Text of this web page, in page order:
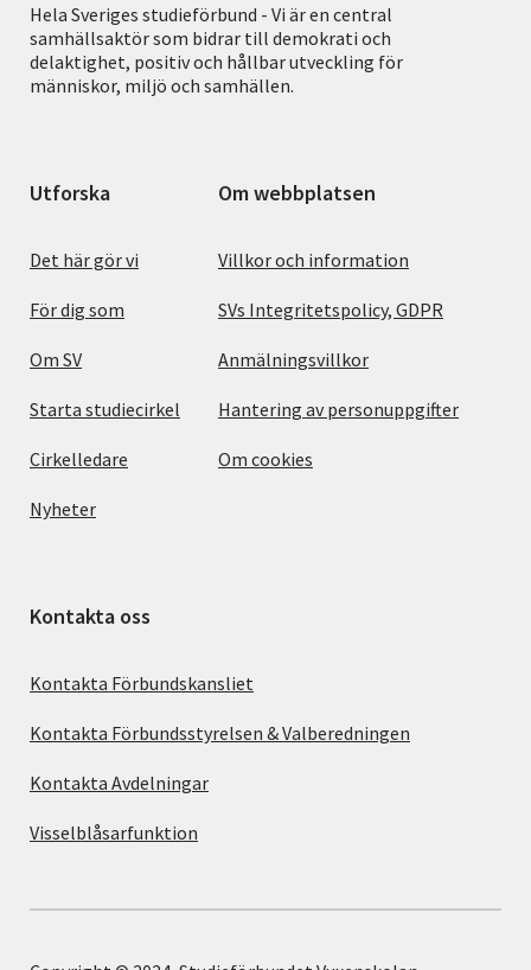
Hela Sveriges studieförbund - Vi är en central
samhällsaktör som bidrar till demokrati och
delaktighet, positiv och hållbar utveckling för
människor, miljö och samhällen.
Utforska
Det här gör vi
För dig som
Om SV
Starta studiecirkel
Cirkelledare
Nyheter
Om webbplatsen
Villkor och information
SVs Integritetspolicy, GDPR
Anmälningsvillkor
Hantering av personuppgifter
Om cookies
Kontakta oss
Kontakta Förbundskansliet
Kontakta Förbundsstyrelsen & Valberedningen
Kontakta Avdelningar
Visselblåsarfunktion